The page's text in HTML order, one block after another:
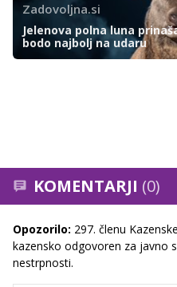
Zadovoljna.si
Jelenova polna luna
bodo najbolj na udaru
KOMENTARJI (0)
Opozorilo: 297. členu
kazensko odgovoren za javno
nestrpnosti.